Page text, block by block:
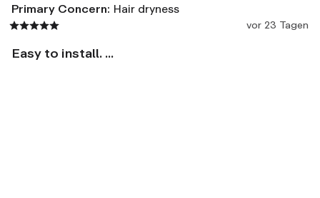
Primary Concern: Hair dryness
vor 23 Tagen
Easy to install. ...